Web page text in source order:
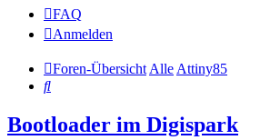
FAQ
Anmelden
Foren-ÜbersichtAlleAttiny85
Suche
Bootloader im Digispark